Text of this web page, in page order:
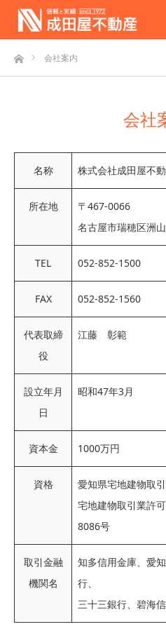
ホーム会社案内
会社
名称 株式会社成田屋不
所在地
〒467-0066
名古屋市瑞穂区洲
TEL 052-852-1500
FAX 052-852-1560
代表取締
役
江藤 彰範
設立年月
日
昭和47年3月
資本金 1000万円
資格
愛知県宅地建物取
宅地建物取引業許
8086号
取引金融
機関名
知多信用金庫、愛
行、
三十三銀行、碧海